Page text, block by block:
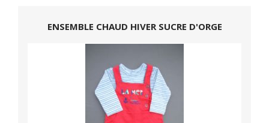
ENSEMBLE CHAUD HIVER SUCRE D'ORGE